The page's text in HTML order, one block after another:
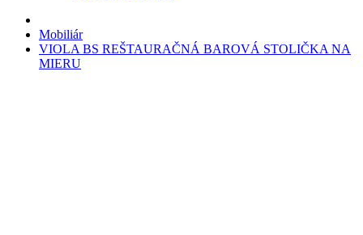
Mobiliár
VIOLA BS REŠTAURAČNÁ BAROVÁ STOLIČKA NA
MIERU